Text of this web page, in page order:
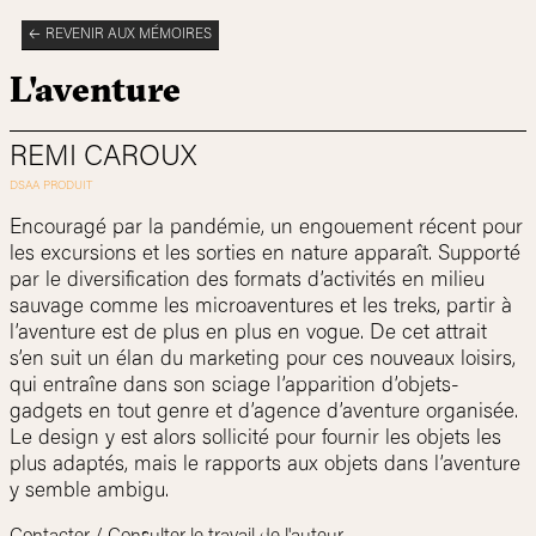
REVENIR AUX MÉMOIRES
L'aventure
REMI CAROUX
Encouragé par la pandémie, un engouement récent pour
les excursions et les sorties en nature apparaît. Supporté
par le diversification des formats d’activités en milieu
sauvage comme les microaventures et les treks, partir à
l’aventure est de plus en plus en vogue. De cet attrait
s’en suit un élan du marketing pour ces nouveaux loisirs,
qui entraîne dans son sciage l’apparition d’objets-
gadgets en tout genre et d’agence d’aventure organisée.
Le design y est alors sollicité pour fournir les objets les
plus adaptés, mais le rapports aux objets dans l’aventure
y semble ambigu.